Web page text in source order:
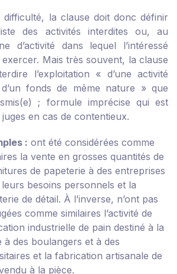
la clause doit donc définir
des activités interdites ou, au
d’activité dans lequel l’intéressé
exercer. Mais très souvent, la clause
l’exploitation « d’une activité
fonds de même nature » que
; formule imprécise qui est
en cas de contentieux.
: ont été considérées comme
la vente en grosses quantités de
de papeterie à des entreprises
besoins personnels et la
de détail. À l’inverse, n’ont pas
comme similaires l’activité de
industrielle de pain destiné à la
à des boulangers et à des
et la fabrication artisanale de
à la pièce.